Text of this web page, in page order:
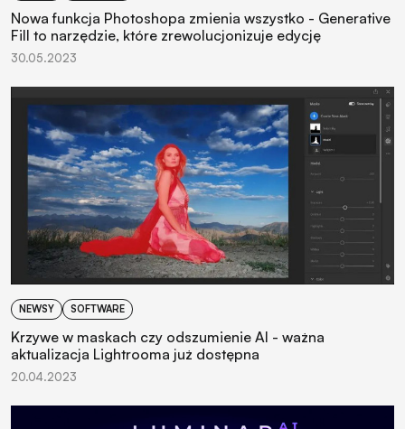
Nowa funkcja Photoshopa zmienia wszystko - Generative
Fill to narzędzie, które zrewolucjonizuje edycję
30.05.2023
NEWSY SOFTWARE
Krzywe w maskach czy odszumienie AI - ważna
aktualizacja Lightrooma już dostępna
20.04.2023